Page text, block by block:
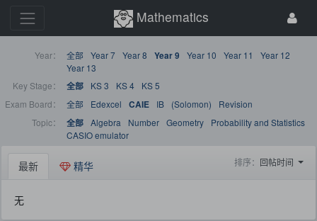
Mathematics
Year： 全部 Year 7 Year 8 Year 9 Year 10 Year 11
Year 12
Year 13
Key Stage：
全部 KS 3 KS 4
KS 5
Exam Board：
全部 Edexcel CAIE IB (Solomon)
Revision
Topic：
全部 Algebra Number Geometry
Probability and Statistics
CASIO emulator
最新 精华 排序： 回帖时间
无